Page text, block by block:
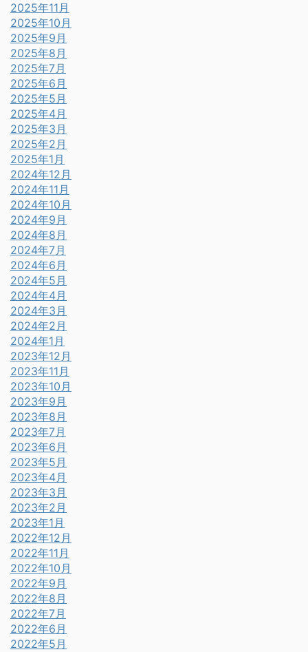
2025年11月
2025年10月
2025年9月
2025年8月
2025年7月
2025年6月
2025年5月
2025年4月
2025年3月
2025年2月
2025年1月
2024年12月
2024年11月
2024年10月
2024年9月
2024年8月
2024年7月
2024年6月
2024年5月
2024年4月
2024年3月
2024年2月
2024年1月
2023年12月
2023年11月
2023年10月
2023年9月
2023年8月
2023年7月
2023年6月
2023年5月
2023年4月
2023年3月
2023年2月
2023年1月
2022年12月
2022年11月
2022年10月
2022年9月
2022年8月
2022年7月
2022年6月
2022年5月